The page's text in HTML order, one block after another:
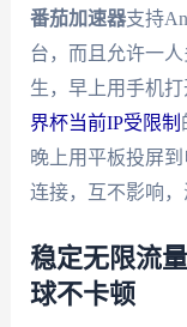
番茄加速器支持
台，而且允许一
生，早上用手机
界杯当前IP受限制
晚上用平板投屏
连接，互不影响，
稳定无限流
球不卡顿